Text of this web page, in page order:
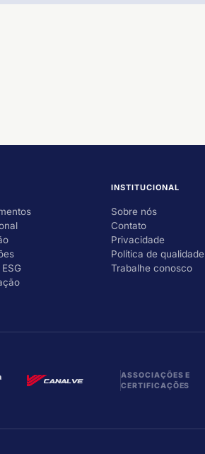
INSTITUCIONAL
Sobre nós
Contato
Privacidade
Política de qualidade
Trabalhe conosco
ASSOCIAÇÕES E
CERTIFICAÇÕES